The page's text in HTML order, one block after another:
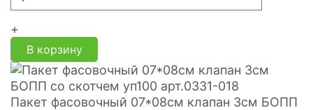
+
В корзину
Пакет фасовочный 07*08см клапан 3см БОПП